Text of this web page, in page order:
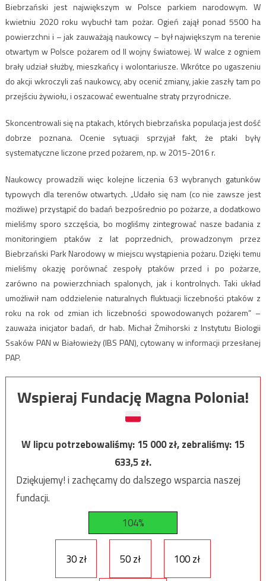
Biebrzański jest największym w Polsce parkiem narodowym. W
kwietniu 2020 roku wybuchł tam pożar. Ogień zajął ponad 5500 ha
powierzchni i – jak zauważają naukowcy – był największym na terenie
otwartym w Polsce pożarem od II wojny światowej. W walce z ogniem
brały udział służby, mieszkańcy i wolontariusze. Wkrótce po ugaszeniu
do akcji wkroczyli zaś naukowcy, aby ocenić zmiany, jakie zaszły tam po
przejściu żywiołu, i oszacować ewentualne straty przyrodnicze.
Skoncentrowali się na ptakach, których biebrzańska populacja jest dość
dobrze poznana. Ocenie sytuacji sprzyjał fakt, że ptaki były
systematyczne liczone przed pożarem, np. w 2015-2016 r.
Naukowcy prowadzili więc kolejne liczenia 63 wybranych gatunków
typowych dla terenów otwartych. „Udało się nam (co nie zawsze jest
możliwe) przystąpić do badań bezpośrednio po pożarze, a dodatkowo
mieliśmy sporo szczęścia, bo mogliśmy zintegrować nasze badania z
monitoringiem ptaków z lat poprzednich, prowadzonym przez
Biebrzański Park Narodowy w miejscu wystąpienia pożaru. Dzięki temu
mieliśmy okazję porównać zespoły ptaków przed i po pożarze,
zarówno na powierzchniach spalonych, jak i kontrolnych. Taki układ
umożliwił nam oddzielenie naturalnych fluktuacji liczebności ptaków z
roku na rok od zmian ich liczebności spowodowanych pożarem” –
zauważa inicjator badań, dr hab. Michał Żmihorski z Instytutu Biologii
Ssaków PAN w Białowieży (IBS PAN), cytowany w informacji przesłanej
PAP.
Wspieraj Fundację Magna Polonia!
W lipcu potrzebowaliśmy:15 000zł, zebraliśmy:15
633,5zł.
Dziękujemy! i zachęcamy do dalszego wsparcia naszej
fundacji.
104%
30 zł 50 zł 100 zł